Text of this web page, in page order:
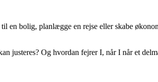
en bolig, planlægge en rejse eller skabe
justeres? Og hvordan fejrer I, når I når et